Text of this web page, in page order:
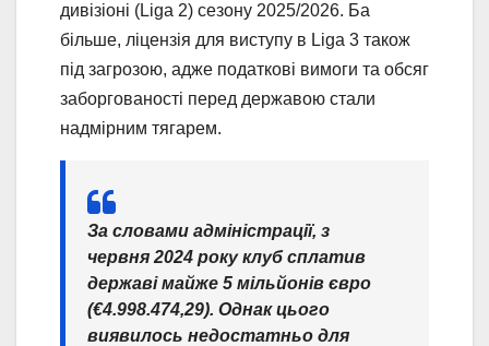
дивізіоні (Liga 2) сезону 2025/2026. Ба
більше, ліцензія для виступу в Liga 3 також
під загрозою, адже податкові вимоги та обсяг
заборгованості перед державою стали
надмірним тягарем.
За словами адміністрації, з
червня 2024 року клуб сплатив
державі майже 5 мільйонів євро
(€4.998.474,29). Однак цього
виявилось недостатньо для